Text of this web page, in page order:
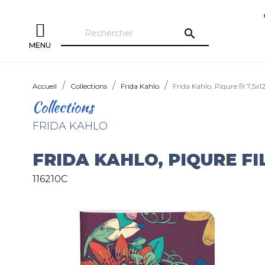
MENU
search
Accueil Collections Frida Kahlo Frida Kahlo, Piqure fil
Collections
FRIDA KAHLO
FRIDA KAHLO, PIQURE
116210C